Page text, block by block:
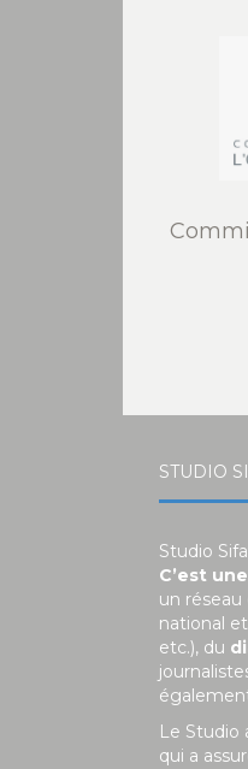
STUDIO
Studio
C’est
un réseau
national
etc.), du
Le Studio
qui a